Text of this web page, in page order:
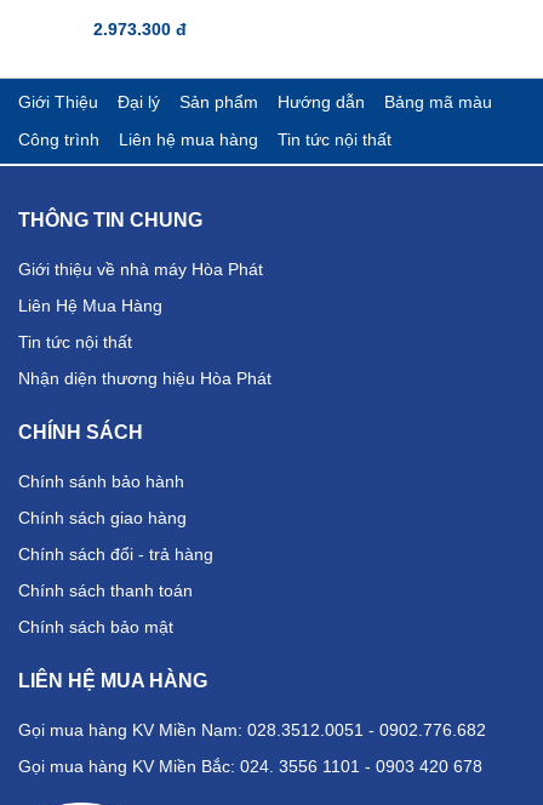
2.973.300 đ
Giới Thiệu Đại lý Sản phẩm Hướng dẫn
Bảng mã màu
Công trình
Liên hệ mua hàng Tin tức nội thất
THÔNG TIN CHUNG
Giới thiệu về nhà máy Hòa Phát
Liên Hệ Mua Hàng
Tin tức nội thất
Nhận diện thương hiệu Hòa Phát
CHÍNH SÁCH
Chính sánh bảo hành
Chính sách giao hàng
Chính sách đổi - trả hàng
Chính sách thanh toán
Chính sách bảo mật
LIÊN HỆ MUA HÀNG
Gọi mua hàng KV Miền Nam: 028.3512.0051 - 0902.776.682
Gọi mua hàng KV Miền Bắc: 024. 3556 1101 - 0903 420 678